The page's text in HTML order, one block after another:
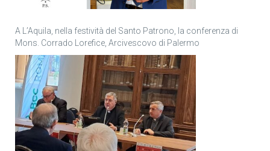
A L’Aquila, nella festività del Santo Patrono, la conferenza di
Mons. Corrado Lorefice, Arcivescovo di Palermo